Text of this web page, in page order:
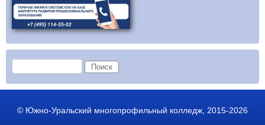
Форма поиска
Поиск
© Южно-Уральский многопрофильный колледж, 2015-2026